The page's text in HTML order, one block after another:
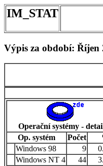
IM_STAT
Výpis za období: Říjen
Operační systémy -
Op. systém
Počet
Windows 98
9
Windows NT 4
44